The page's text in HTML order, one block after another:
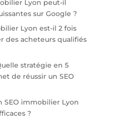
Lyon peut-il
sur Google ?
Lyon est-il 2 fois
des acheteurs qualifiés
stratégie en 5
de réussir un SEO
SEO immobilier Lyon
?